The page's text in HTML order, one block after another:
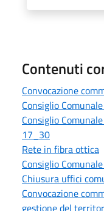
Contenuti
Convocazione
Consiglio
Consiglio
17_30
Rete in fibra ottica
Consiglio
Chiusura uffici
Convocazione
gestione del